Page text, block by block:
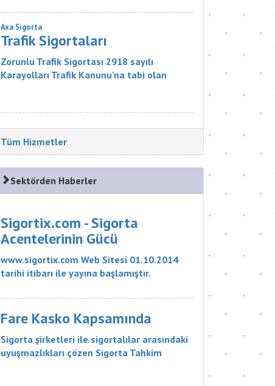
Axa Sigorta
Trafik Sigortaları
Zorunlu Trafik Sigortası 2918 sayılı
Karayolları Trafik Kanunu'na tabi olan
Tüm Hizmetler
Sektörden Haberler
Sigortix.com - Sigorta
Acentelerinin Gücü
www.sigortix.com Web Sitesi 01.10.2014
tarihi itibarı ile yayına başlamıştır.
tercih etmeleri gerektiği konusunda
bilgilendiren ve Sitedeki Üye Sigorta
Acentelerine müşteri yö...
Fare Kasko Kapsamında
Sigorta şirketleri ile sigortalılar arasındaki
uyuşmazlıkları çözen Sigorta Tahkim